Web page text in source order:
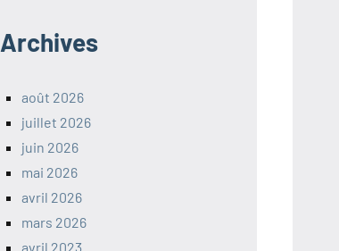
Archives
août 2026
juillet 2026
juin 2026
mai 2026
avril 2026
mars 2026
avril 2023